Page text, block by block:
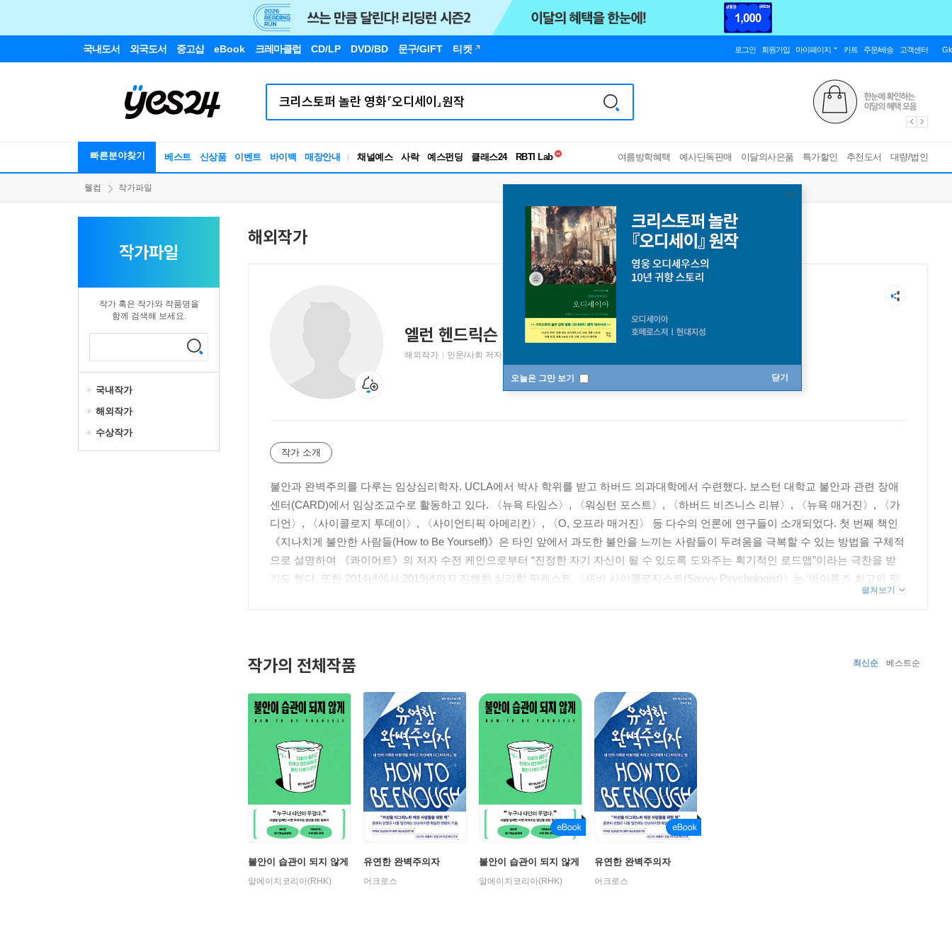
국내도서 외국도서 중고샵 eBook 크레마클럽 CD/LP DVD/BD 문구/GIFT 티켓 로그인 회원가입 마이페이지 카트 주문/배송 고객센터
빠른분야찾기 베스트 신상품 이벤트 바이백 매장안내 채널예스 사락 예스펀딩 클래스24
RBTI Lab
독서유형검사
여름방학혜택 예사단독판매 이달의사은품 특가할인 추천도서 대량/법인
오늘은 그만 보기 닫기
웰컴 작가파일
작가파일
작가 혹은 작가와 작품명을
함께 검색해 보세요.
국내작가
해외작가
수상작가
해외작가
엘런 헨드릭슨
Ellen Hendriksen
해외작가
인문/사회 저자
작가 소개
불안과 완벽주의를 다루는 임상심리학자. UCLA에서 박사 학위를 받고 하버드 의과대학에서 수련했다. 보스턴 대학교 불안과 관련 장애
센터(CARD)에서 임상조교수로 활동하고 있다. 〈뉴욕 타임스〉, 〈워싱턴 포스트〉, 〈하버드 비즈니스 리뷰〉, 〈뉴욕 매거진〉, 〈가
디언〉, 〈사이콜로지 투데이〉, 〈사이언티픽 아메리칸〉, 〈O, 오프라 매거진〉 등 다수의 언론에 연구들이 소개되었다. 첫 번째 책인
《지나치게 불안한 사람들(How to Be Yourself)》은 타인 앞에서 과도한 불안을 느끼는 사람들이 두려움을 극복할 수 있는 방법을 구체적
으로 설명하여 《콰이어트》의 저자 수전 케인으로부터 “진정한 자기 자신이 될 수 있도록 도와주는 획기적인 로드맵”이라는 극찬을 받
기도 했다. 또한 2014년에서 2019년까지 진행한 심리학 팟캐스트 〈새비 사이콜로지스트(Savvy Psychologist)〉는 ‘아이튠즈 최고의 팟
펼쳐보기
작가의 전체작품 최신순 베스트순
불안이 습관이 되지 않게
알에이치코리아(RHK)
유연한 완벽주의자
어크로스
불안이 습관이 되지 않게
알에이치코리아(RHK)
유연한 완벽주의자
어크로스